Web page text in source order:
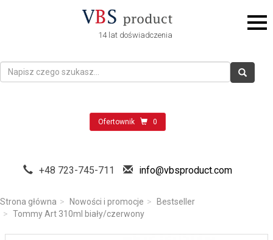
14 lat doświadczenia
Ofertownik 0
+48 723-745-711 info@vbsproduct.com
Strona główna Nowości i promocje
Bestseller
Tommy Art 310ml biały/czerwony